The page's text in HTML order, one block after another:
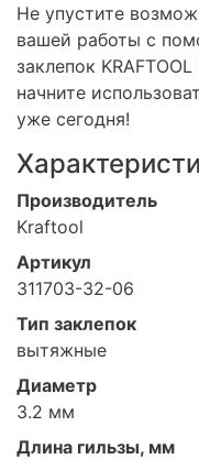
Не упустите
вашей работы с
заклепок
начните
уже сегодня!
Производитель
Kraftool
Артикул
311703-32-06
Тип заклепок
вытяжные
Диаметр
3.2 мм
Длина гильзы, мм